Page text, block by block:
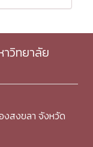
วิทยาลัย
งสงขลา จังหวัด